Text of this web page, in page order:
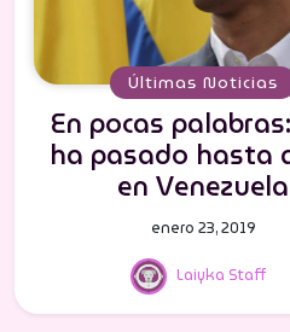
Últimas Noticias
En pocas
ha pasado hasta
en Venezuela
Laiyka Staff
enero 23, 2019